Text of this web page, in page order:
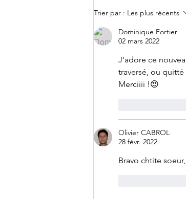
Réalité
Trier par : Les plus récents
Dominique Fortier
02 mars 2022
J'adore ce
traversé, ou
Merciiii !😍
Olivier CABROL
28 févr. 2022
Bravo chtite